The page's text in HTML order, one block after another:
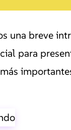
una breve
para